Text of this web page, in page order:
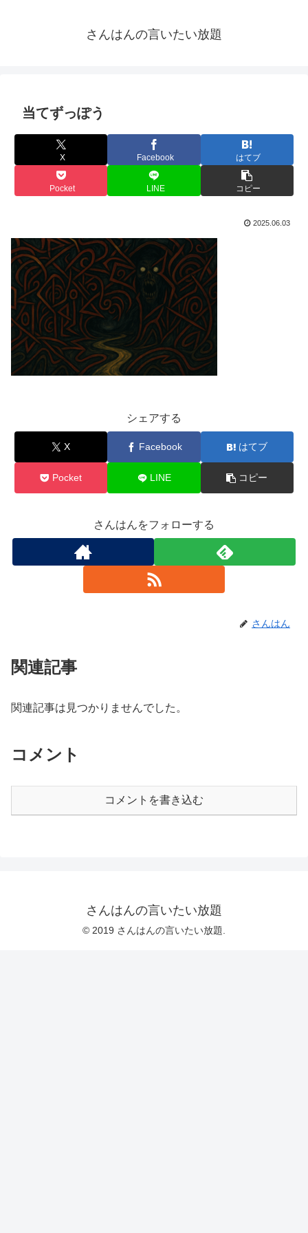
さんはんの言いたい放題
当てずっぽう
X Facebook はてブ
Pocket LINE コピー
2025.06.03
シェアする
X Facebook はてブ
Pocket LINE コピー
さんはんをフォローする
さんはん
関連記事
関連記事は見つかりませんでした。
コメント
コメントを書き込む
さんはんの言いたい放題
© 2019 さんはんの言いたい放題.